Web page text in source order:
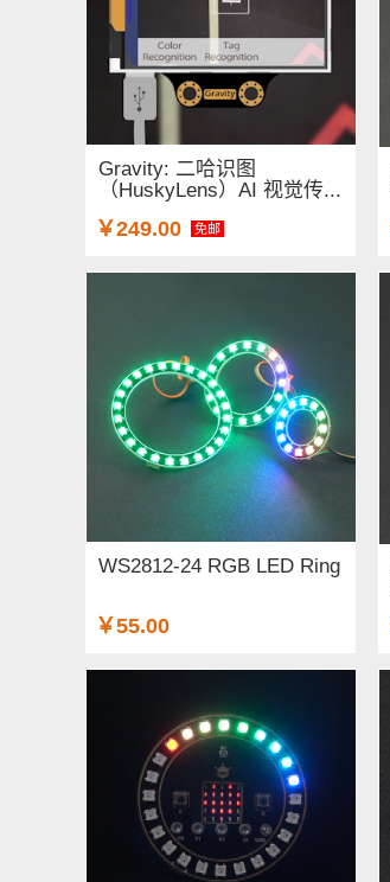
Gravity: 二哈识图
（HuskyLens）AI 视觉传...
￥249.00 免邮
WS2812-24 RGB LED Ring
￥55.00